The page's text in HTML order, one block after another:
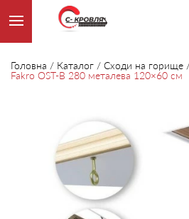
Головна / Каталог / Сходи на горище
Fakro OST-B 280 металева 120×60 см